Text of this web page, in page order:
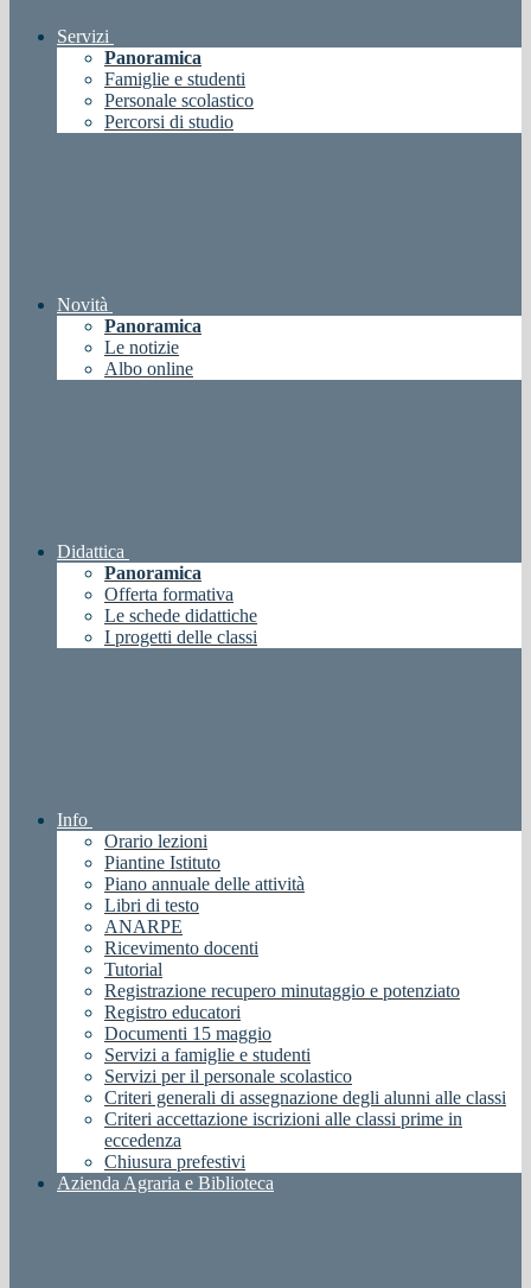
Servizi
Panoramica
Famiglie e studenti
Personale scolastico
Percorsi di studio
Novità
Panoramica
Le notizie
Albo online
Didattica
Panoramica
Offerta formativa
Le schede didattiche
I progetti delle classi
Info
Orario lezioni
Piantine Istituto
Piano annuale delle attività
Libri di testo
ANARPE
Ricevimento docenti
Tutorial
Registrazione recupero minutaggio e potenziato
Registro educatori
Documenti 15 maggio
Servizi a famiglie e studenti
Servizi per il personale scolastico
Criteri generali di assegnazione degli alunni alle classi
Criteri accettazione iscrizioni alle classi prime in
eccedenza
Chiusura prefestivi
Azienda Agraria e Biblioteca